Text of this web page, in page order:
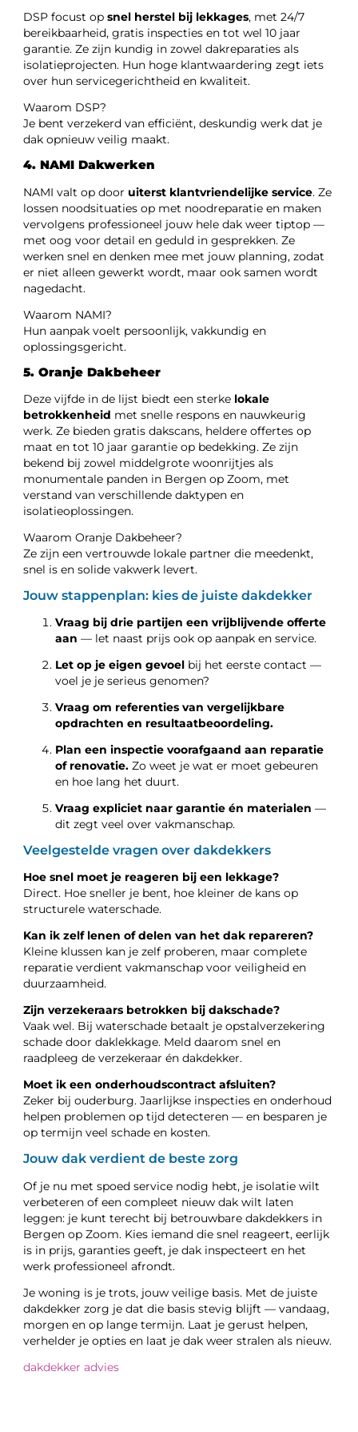
DSP focust opsnel herstel bij lekkages, met 24/7
bereikbaarheid, gratis inspecties en tot wel 10 jaar
garantie. Ze zijn kundig in zowel dakreparaties als
isolatieprojecten. Hun hoge klantwaardering zegt iets
over hun servicegerichtheid en kwaliteit.
Waarom DSP?
Je bent verzekerd van efficiënt, deskundig werk dat je
dak opnieuw veilig maakt.
4. NAMI Dakwerken
NAMI valt op door uiterst klantvriendelijke service. Ze
lossen noodsituaties op met noodreparatie en maken
vervolgens professioneel jouw hele dak weer tiptop —
met oog voor detail en geduld in gesprekken. Ze
werken snel en denken mee met jouw planning, zodat
er niet alleen gewerkt wordt, maar ook samen wordt
nagedacht.
Waarom NAMI?
Hun aanpak voelt persoonlijk, vakkundig en
oplossingsgericht.
5. Oranje Dakbeheer
Deze vijfde in de lijst biedt een sterke lokale
betrokkenheid met snelle respons en nauwkeurig
werk. Ze bieden gratis dakscans, heldere offertes op
maat en tot 10 jaar garantie op bedekking. Ze zijn
bekend bij zowel middelgrote woonrijtjes als
monumentale panden in Bergen op Zoom, met
verstand van verschillende daktypen en
isolatieoplossingen.
Waarom Oranje Dakbeheer?
Ze zijn een vertrouwde lokale partner die meedenkt,
snel is en solide vakwerk levert.
Jouw stappenplan: kies de juiste dakdekker
Vraag bij drie partijen een vrijblijvende offerte
aan — let naast prijs ook op aanpak en service.
Let op je eigen gevoel bij het eerste contact —
voel je je serieus genomen?
Vraag om referenties van vergelijkbare
opdrachten en resultaatbeoordeling.
Plan een inspectie voorafgaand aan reparatie
of renovatie. Zo weet je wat er moet gebeuren
en hoe lang het duurt.
Vraag expliciet naar garantie én materialen —
dit zegt veel over vakmanschap.
Veelgestelde vragen over dakdekkers
Hoe snel moet je reageren bij een lekkage?
Direct. Hoe sneller je bent, hoe kleiner de kans op
structurele waterschade.
Kan ik zelf lenen of delen van het dak repareren?
Kleine klussen kan je zelf proberen, maar complete
reparatie verdient vakmanschap voor veiligheid en
duurzaamheid.
Zijn verzekeraars betrokken bij dakschade?
Vaak wel. Bij waterschade betaalt je opstalverzekering
schade door daklekkage. Meld daarom snel en
raadpleeg de verzekeraar én dakdekker.
Moet ik een onderhoudscontract afsluiten?
Zeker bij ouderburg. Jaarlijkse inspecties en onderhoud
helpen problemen op tijd detecteren — en besparen je
op termijn veel schade en kosten.
Jouw dak verdient de beste zorg
Of je nu met spoed service nodig hebt, je isolatie wilt
verbeteren of een compleet nieuw dak wilt laten
leggen: je kunt terecht bij betrouwbare dakdekkers in
Bergen op Zoom. Kies iemand die snel reageert, eerlijk
is in prijs, garanties geeft, je dak inspecteert en het
werk professioneel afrondt.
Je woning is je trots, jouw veilige basis. Met de juiste
dakdekker zorg je dat die basis stevig blijft — vandaag,
morgen en op lange termijn. Laat je gerust helpen,
verhelder je opties en laat je dak weer stralen als nieuw.
dakdekker advies